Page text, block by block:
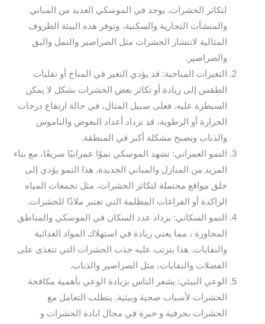
لتكاثر الحشرات. يوجد في الموسكي العديد من المباني
والمنشآت التجارية والسكنية، وتوفر هذه البيئة الظروف
المثالية لانتشار الحشرات مثل الصراصير والنمل والبق
والصراصير.
التغيرات المناخية: قد يؤدي التغير في المناخ أو تقلبات
الطقس إلى زيادة أو تكاثر بعض الحشرات بشكل لا يمكن
السيطرة عليه. فعلى سبيل المثال، في حالة ارتفاع درجات
الحرارة أو الرطوبة، قد تزداد أعداد البعوض والناموس
والذباب وتصبح مشكلة أكبر في المنطقة.
النمو العمراني: تشهد الموسكي نموًا عمرانيًا سريعًا، مع بناء
المزيد من المنازل والمباني الجديدة. هذا النمو يؤدي إلى
خلق مواقع محتملة لتكاثر الحشرات، مثل تجمعات المياه
الراكدة أو الفراغات المظلمة التي تعتبر ملاذًا للحشرات.
النمو السكاني: يزداد عدد السكان في الموسكي والمناطق
المجاورة ، مما يعني زيادة في استهلاك المواد الغذائية
والنفايات. هذا يترتب عليه جذب الحشرات التي تتغذى على
الفضلات والنفايات، مثل الصراصير والذباب.
الوعي البيئي: يشعر الناس بزيادة الوعي بأهمية مكافحة
الحشرات لأسباب صحية وبيئية. يتطلب التعامل مع
الحشرات بحرفية و خبرة في مجال ابادة الحشرات و